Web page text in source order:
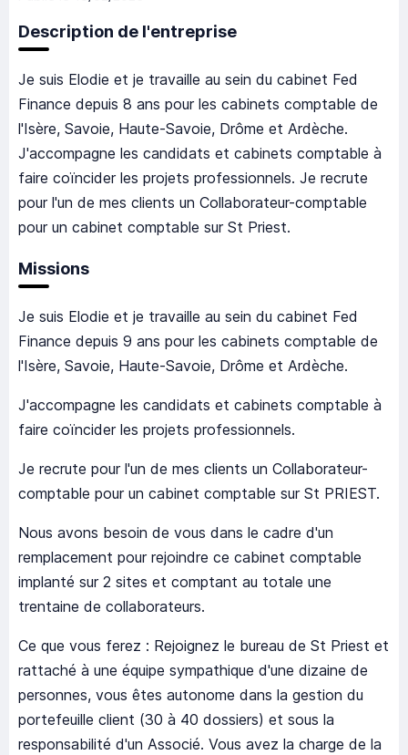
Description de l'entreprise
Je suis Elodie et je travaille au sein du cabinet Fed
Finance depuis 8 ans pour les cabinets comptable de
l'Isère, Savoie, Haute-Savoie, Drôme et Ardèche.
J'accompagne les candidats et cabinets comptable à
faire coïncider les projets professionnels. Je recrute
pour l'un de mes clients un Collaborateur-comptable
pour un cabinet comptable sur St Priest.
Missions
Je suis Elodie et je travaille au sein du cabinet Fed
Finance depuis 9 ans pour les cabinets comptable de
l'Isère, Savoie, Haute-Savoie, Drôme et Ardèche.
J'accompagne les candidats et cabinets comptable à
faire coïncider les projets professionnels.
Je recrute pour l'un de mes clients un Collaborateur-
comptable pour un cabinet comptable sur St PRIEST.
Nous avons besoin de vous dans le cadre d'un
remplacement pour rejoindre ce cabinet comptable
implanté sur 2 sites et comptant au totale une
trentaine de collaborateurs.
Ce que vous ferez : Rejoignez le bureau de St Priest et
rattaché à une équipe sympathique d'une dizaine de
personnes, vous êtes autonome dans la gestion du
portefeuille client (30 à 40 dossiers) et sous la
responsabilité d'un Associé. Vous avez la charge de la